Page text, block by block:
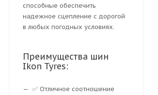
способные обеспечить
надежное сцепление с дорогой
в любых погодных условиях.
Преимущества шин
Ikon Tyres:
✅ Отличное соотношение